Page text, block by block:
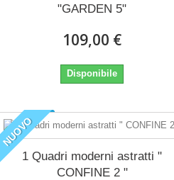
"GARDEN 5"
109,00 €
Disponibile
NUOVO
1 Quadri moderni astratti "
CONFINE 2 "